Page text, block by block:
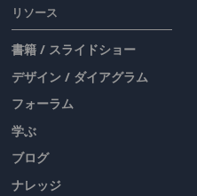
リソース
書籍 / スライドショー
デザイン / ダイアグラム
フォーラム
学ぶ
ブログ
ナレッジ